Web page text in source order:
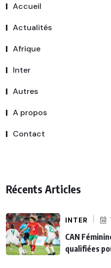
Accueil
Actualités
Afrique
Inter
Autres
A propos
Contact
Récents Articles
INTER
CAN
qualifiées